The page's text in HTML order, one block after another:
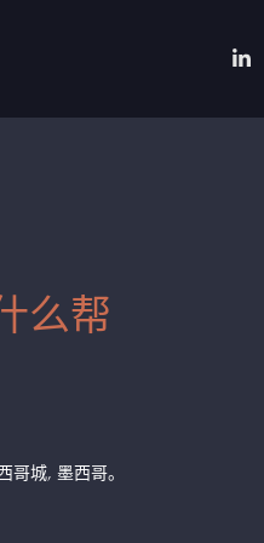
么帮
哥城, 墨西哥。